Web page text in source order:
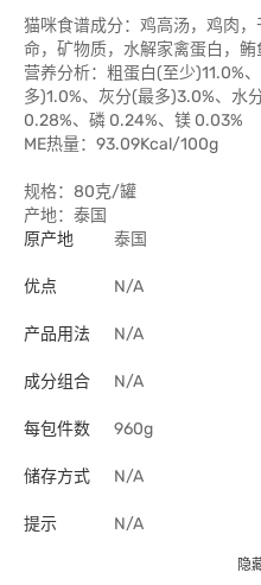
猫咪食谱成分：鸡高汤，鸡肉
命，矿物质，水解家禽蛋白，
营养分析：粗蛋白(至少)11.0%
多)1.0%、灰分(最多)3.0%、水
0.28%、磷 0.24%、镁 0.03%
ME热量：93.09Kcal/100g
规格：80克/罐
产地：泰国
原产地
泰国
优点 N/A
产品用法 N/A
成分组合 N/A
每包件数 960g
储存方式 N/A
提示 N/A
隐